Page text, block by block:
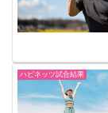
ハピネッツ試合結果